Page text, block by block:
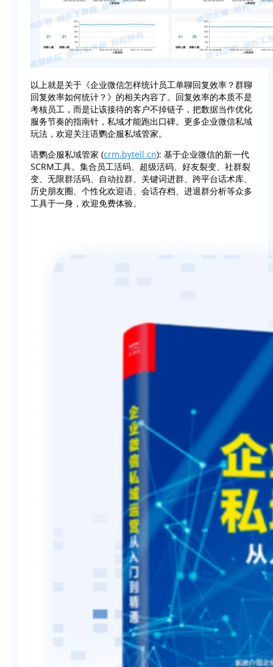
以上就是关于《企业微信怎样统计员工单聊回复效率？群聊
回复效率如何统计？》的相关内容了。回复效率的本质不是
考核员工，而是让该接待的客户不掉链子，把数据当作优化
服务节奏的指南针，私域才能跑出口碑。更多企业微信私域
玩法，欢迎关注语鹦企服私域管家。
语鹦企服私域管家 (crm.bytell.cn): 基于企业微信的新一代
SCRM工具。集合员工活码、超级活码、好友裂变、社群裂
变、无限群活码、自动拉群、关键词进群、跨平台话术库、
历史朋友圈、个性化欢迎语、会话存档、进退群分析等众多
工具于一身，欢迎免费体验。